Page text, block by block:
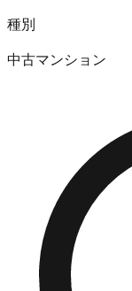
種別
中古マンション